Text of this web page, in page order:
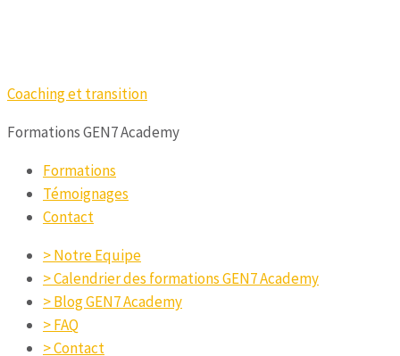
Coaching et transition
Formations GEN7 Academy
Formations
Témoignages
Contact
> Notre Equipe
> Calendrier des formations GEN7 Academy
> Blog GEN7 Academy
> FAQ
> Contact